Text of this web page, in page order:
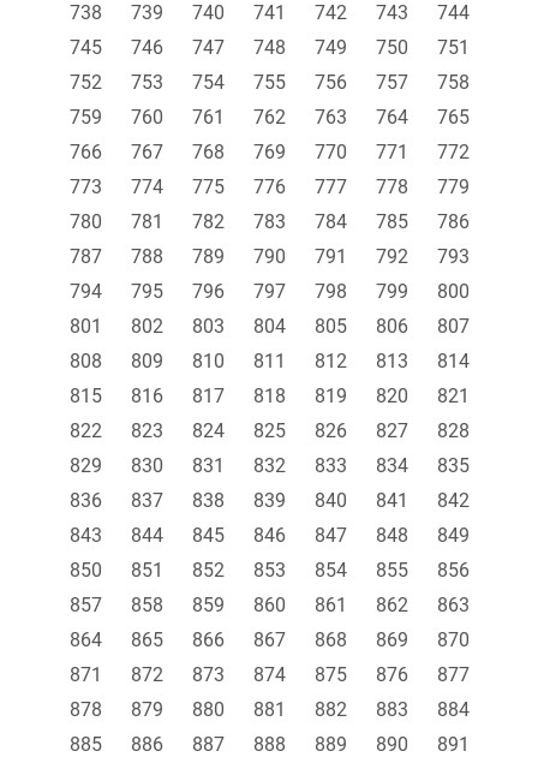
738
739 740 741 742 743
744
745
746 747 748 749 750
751
752
753 754 755 756 757
758
759
760 761 762 763 764
765
766
767 768 769 770 771
772
773
774 775 776 777 778
779
780
781 782 783 784 785
786
787
788 789 790 791 792
793
794
795 796 797 798 799
800
801
802 803 804 805 806
807
808
809 810 811 812 813
814
815
816 817 818 819 820
821
822
823 824 825 826 827
828
829
830 831 832 833 834
835
836
837 838 839 840 841
842
843
844 845 846 847 848
849
850
851 852 853 854 855
856
857
858 859 860 861 862
863
864
865 866 867 868 869
870
871
872 873 874 875 876
877
878
879 880 881 882 883
884
885
886 887 888 889 890
891